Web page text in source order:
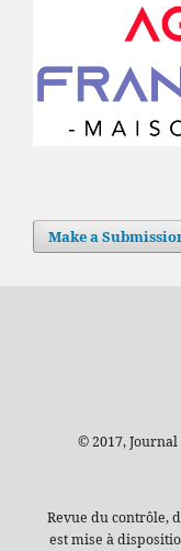
Make a
© 2017,
Revue du contrôle,
est mise à